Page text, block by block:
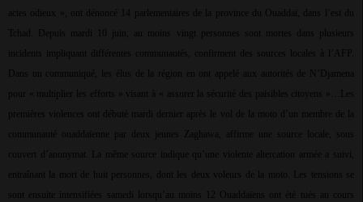
actes odieux », ont dénoncé 14 parlementaires de la province du Ouaddaï, dans l’est du
Tchad. Depuis mardi 10 juin, au moins vingt personnes sont mortes dans plusieurs
incidents impliquant différentes communautés, confirment des sources locales à l’AFP.
Dans un communiqué, les élus de la région en ont appelé aux autorités de N’Djamena
pour « multiplier les efforts » visant à « assurer la sécurité des paisibles citoyens »…Les
premières violences ont débuté mardi dernier après le vol de la moto d’un membre de la
communauté ouaddaïenne par deux jeunes Zaghawa, affirme une source locale, sous
couvert d’anonymat. La même source indique qu’une violente altercation armée a suivi,
entraînant la mort de huit personnes, dont les deux voleurs de la moto. Les tensions se
sont ensuite intensifiées samedi lorsqu’au moins 12 Ouaddaïens ont été tués au cours